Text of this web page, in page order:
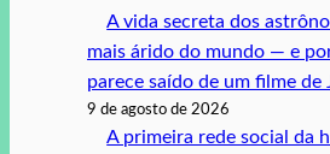
A vida secreta dos
mais árido do mundo — e
parece saído de um filme de
9 de agosto de 2026
A primeira rede social da